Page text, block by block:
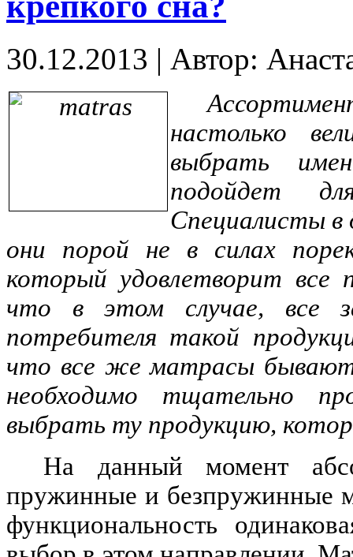
30.12.2013 | Автор:
настолько
выбрать
подойдет
Специалисты
они порой не в силах
который удовлетворит все
что в этом случае, все
потребителя такой
что все же матрасы бывают
необходимо тщательно
выбрать ту продукцию,
На данный момент
пружинные и безпружинные
функциональность